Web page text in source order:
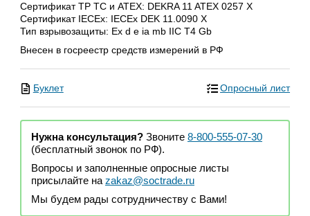
Сертификат ТР ТС и ATEX: DEKRA 11 ATEX 0257 X
Сертификат IECEx: IECEx DEK 11.0090 X
Тип взрывозащиты: Ex d e ia mb IIC T4 Gb
Внесен в госреестр средств измерений в РФ
Буклет Опросный лист
Нужна консультация?Звоните 8-800-555-07-30
(бесплатный звонок по РФ).
Вопросы и заполненные опросные листы
присылайте наzakaz@soctrade.ru
Мы будем рады сотрудничеству с Вами!